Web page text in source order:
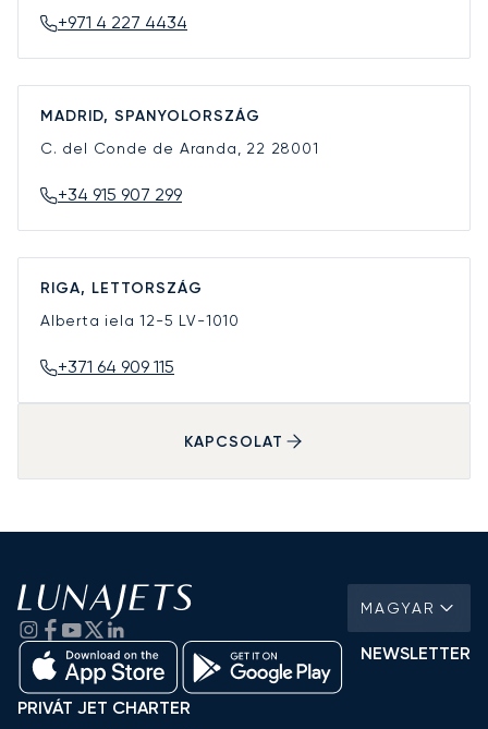
+971 4 227 4434
MADRID, SPANYOLORSZÁG
C. del Conde de Aranda, 22 28001
+34 915 907 299
RIGA, LETTORSZÁG
Alberta iela 12-5 LV-1010
+371 64 909 115
KAPCSOLAT
MAGYAR
NEWSLETTER
PRIVÁT JET CHARTER